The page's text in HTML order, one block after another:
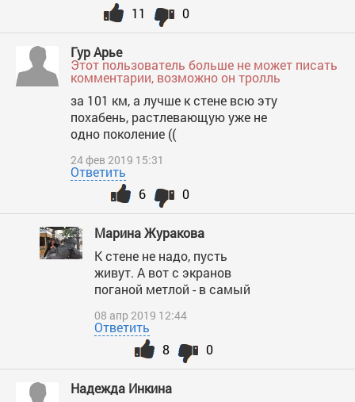
0
11
Гур Арье
Этот пользователь больше не может писать
комментарии, возможно он тролль
за 101 км, а лучше к стене всю эту
похабень, растлевающую уже не
одно поколение ((
24 фев 2019 15:31
Ответить
0
6
Марина Журакова
К стене не надо, пусть
живут. А вот с экранов
поганой метлой - в самый
08 апр 2019 12:44
Ответить
0
8
Надежда Инкина